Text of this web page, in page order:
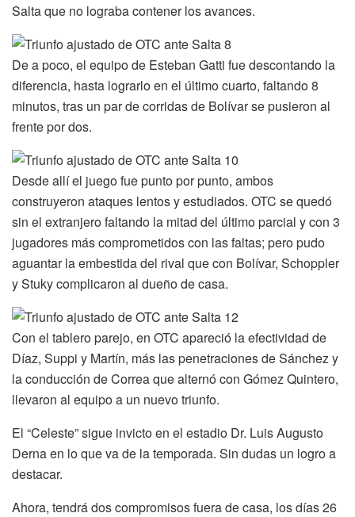
Salta que no lograba contener los avances.
De a poco, el equipo de Esteban Gatti fue descontando la
diferencia, hasta lograrlo en el último cuarto, faltando 8
minutos, tras un par de corridas de Bolívar se pusieron al
frente por dos.
Desde allí el juego fue punto por punto, ambos
construyeron ataques lentos y estudiados. OTC se quedó
sin el extranjero faltando la mitad del último parcial y con 3
jugadores más comprometidos con las faltas; pero pudo
aguantar la embestida del rival que con Bolívar, Schoppler
y Stuky complicaron al dueño de casa.
Con el tablero parejo, en OTC apareció la efectividad de
Díaz, Suppi y Martín, más las penetraciones de Sánchez y
la conducción de Correa que alternó con Gómez Quintero,
llevaron al equipo a un nuevo triunfo.
El “Celeste” sigue invicto en el estadio Dr. Luis Augusto
Derna en lo que va de la temporada. Sin dudas un logro a
destacar.
Ahora, tendrá dos compromisos fuera de casa, los días 26